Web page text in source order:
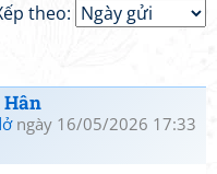
theo:
ngày 16/05/2026 17:33